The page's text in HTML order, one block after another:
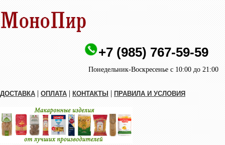
+7 (985) 767-59-59
Понедельник-Воскресенье с 10:00 до 21:00
ДОСТАВКА | ОПЛАТА | КОНТАКТЫ | ПРАВИЛА И УСЛОВИЯ